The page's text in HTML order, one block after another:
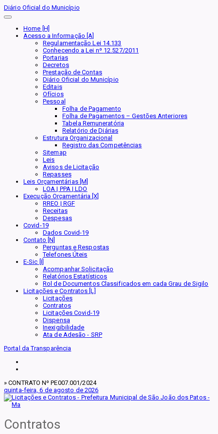
Diário Oficial do Município
Home [H]
Acesso a Informação [A]
Regulamentação Lei 14.133
Conhecendo a Lei nº 12.527/2011
Portarias
Decretos
Prestação de Contas
Diário Oficial do Município
Editais
Ofícios
Pessoal
Folha de Pagamento
Folha de Pagamentos – Gestões Anteriores
Tabela Remuneratória
Relatório de Diárias
Estrutura Organizacional
Registro das Competências
Sitemap
Leis
Avisos de Licitação
Repasses
Leis Orçamentárias [M]
LOA | PPA | LDO
Execução Orçamentária [X]
RREO | RGF
Receitas
Despesas
Covid-19
Dados Covid-19
Contato [N]
Perguntas e Respostas
Telefones Úteis
E-Sic [I]
Acompanhar Solicitação
Relatórios Estatísticos
Rol de Documentos Classificados em cada Grau de Sigilo
Licitações e Contratos [L]
Licitações
Contratos
Licitações Covid-19
Dispensa
Inexigibilidade
Ata de Adesão - SRP
Portal da Transparência
» CONTRATO Nº PE007.001/2024
quinta-feira, 6 de agosto de 2026
Contratos